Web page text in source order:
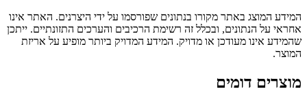
המידע המוצג באתר מקורו בנתונים שפורסמו על ידי היצרנים. האתר אינו
אחראי על הנתונים, ובכלל זה רשימת הרכיבים והערכים התזונתיים. ייתכן
שהמידע אינו מעודכן או מדויק. המידע המדויק ביותר מופיע על אריזת
המוצר.
מוצרים דומים